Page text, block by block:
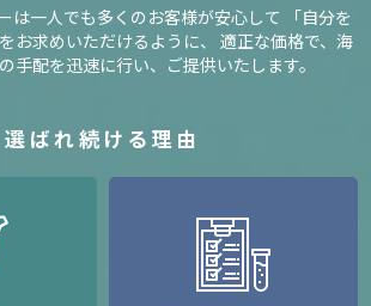
は一人でも多くのお客様が安心して
「自分を
お求めいただけるように、
適正な価格で、海
手配を迅速に行い、ご提供いたします。
選ばれ続ける理由